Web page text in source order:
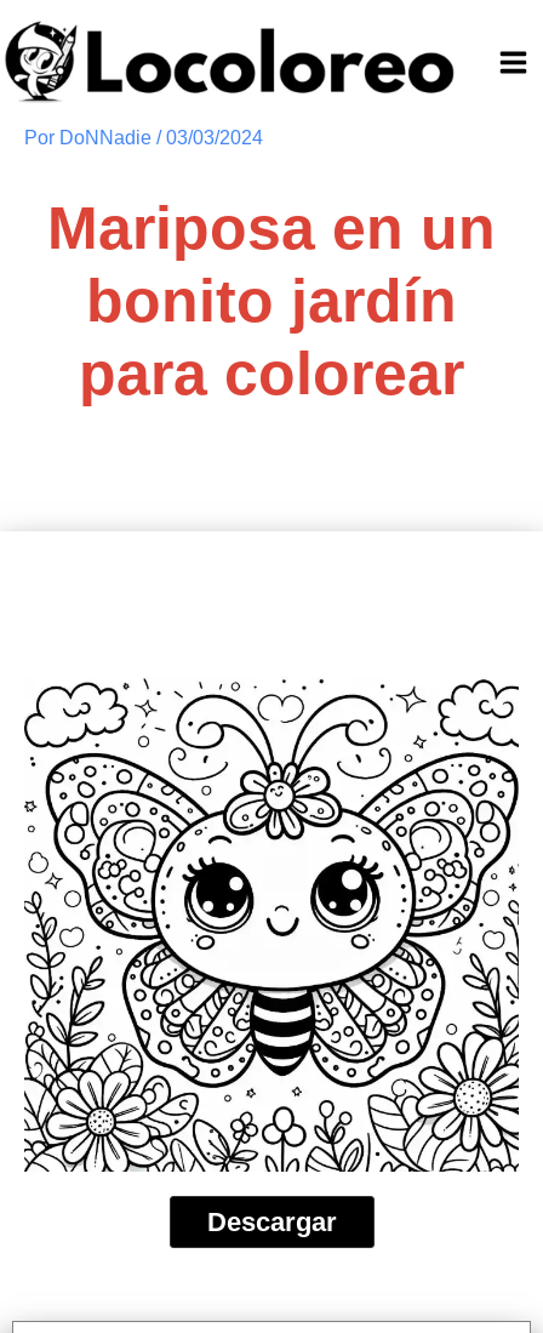
al
contenido
Por DoNNadie /03/03/2024
Mariposa en un
bonito jardín
para colorear
Descargar